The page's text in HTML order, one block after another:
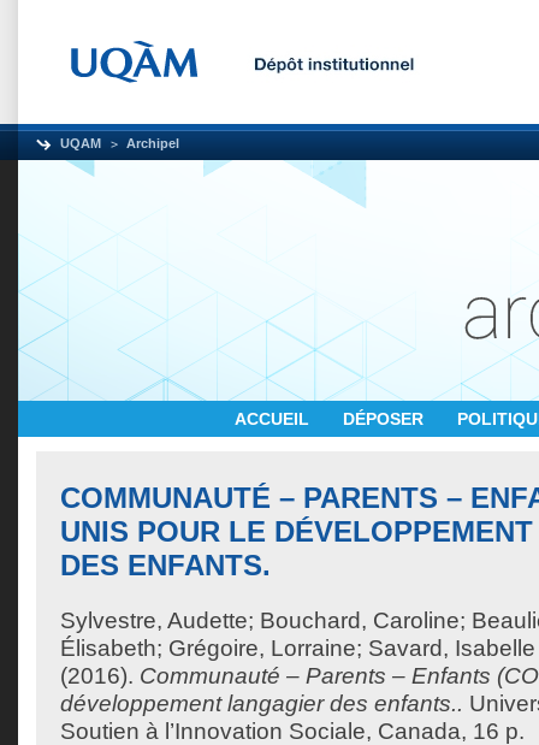
UQAM Archipel
ACCUEIL DÉPOSER
COMMUNAUTÉ – PARENTS –
UNIS POUR LE
DES ENFANTS.
Sylvestre, Audette; Bouchard, Caroline;
Élisabeth; Grégoire, Lorraine; Savard, Isabelle
(2016). Communauté – Parents – Enfants
développement langagier des enfants..
Soutien à l’Innovation Sociale, Canada, 16 p.